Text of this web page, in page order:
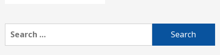
Search
for:
CG-अवैध संबंध के शक ने लिया खूनी मोड़! पड़ोसन